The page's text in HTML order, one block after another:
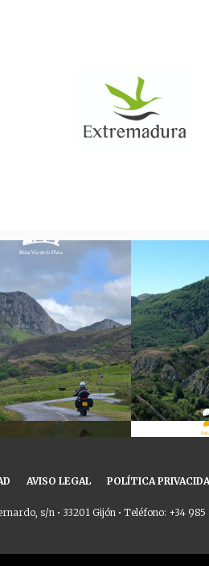
AVISO LEGAL POLÍTICA
s/n • 33201 Gijón • Teléfono: +34 985